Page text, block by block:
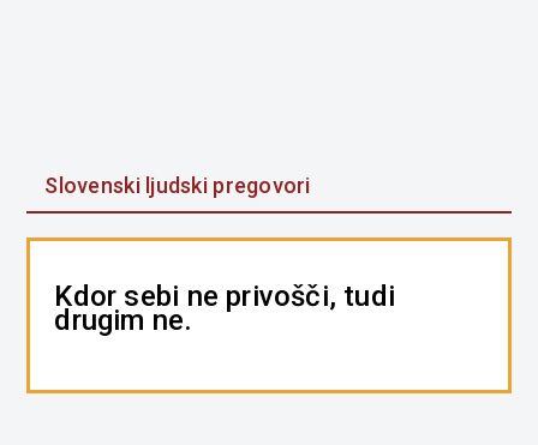
Slovenski ljudski pregovori
Kdor sebi ne privošči, tudi
drugim ne.